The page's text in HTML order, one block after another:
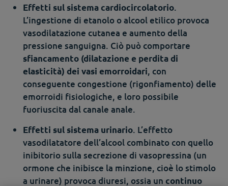
Effetti sul sistema cardiocircolatorio.
L’ingestione di etanolo o alcool etilico provoca
vasodilatazione cutanea e aumento della
pressione sanguigna. Ciò può comportare
sfiancamento (dilatazione e perdita di
elasticità) dei vasi emorroidari, con
conseguente congestione (rigonfiamento) delle
emorroidi fisiologiche, e loro possibile
fuoriuscita dal canale anale.
Effetti sul sistema urinario. L’effetto
vasodilatatore dell’alcool combinato con quello
inibitorio sulla secrezione di vasopressina (un
ormone che inibisce la minzione, cioè lo stimolo
a urinare) provoca diuresi, ossia un continuo